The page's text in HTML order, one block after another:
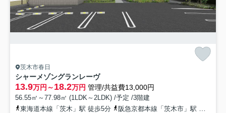
茨木市春日
シャーメゾングランレーヴ
13.9万円～18.2万円 管理/共益費13,000円
56.55㎡～77.98㎡ (1LDK～2LDK) /予定 /3階建
東海道本線「茨木」駅 徒歩5分
阪急京都本線「茨木市」駅 徒歩18分